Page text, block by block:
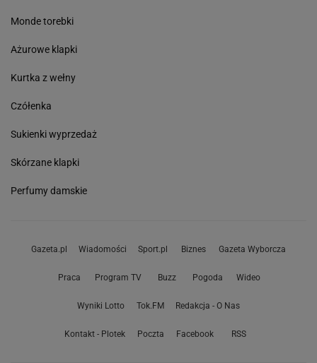
Monde torebki
Ażurowe klapki
Kurtka z wełny
Czółenka
Sukienki wyprzedaż
Skórzane klapki
Perfumy damskie
Gazeta.pl Wiadomości Sport.pl Biznes Gazeta Wyborcza
Praca Program TV Buzz Pogoda Wideo
Wyniki Lotto Tok.FM Redakcja - O Nas
Kontakt - Plotek Poczta Facebook RSS